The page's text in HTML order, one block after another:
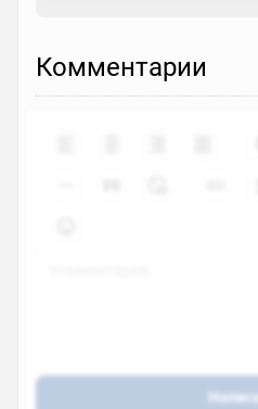
Комментарии